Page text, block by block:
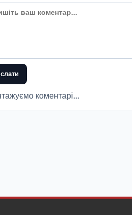
коментарі...